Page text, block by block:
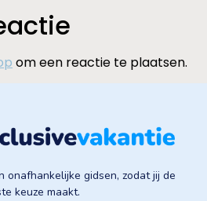
om een reactie te plaatsen.
onafhankelijke gidsen, zodat jij de
keuze maakt.